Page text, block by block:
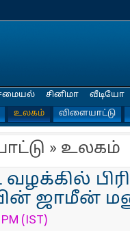
உலகம் விளையாட்டு
சினிமா வீடியோ
» உலகம்
ஜாமீன்
(IST)